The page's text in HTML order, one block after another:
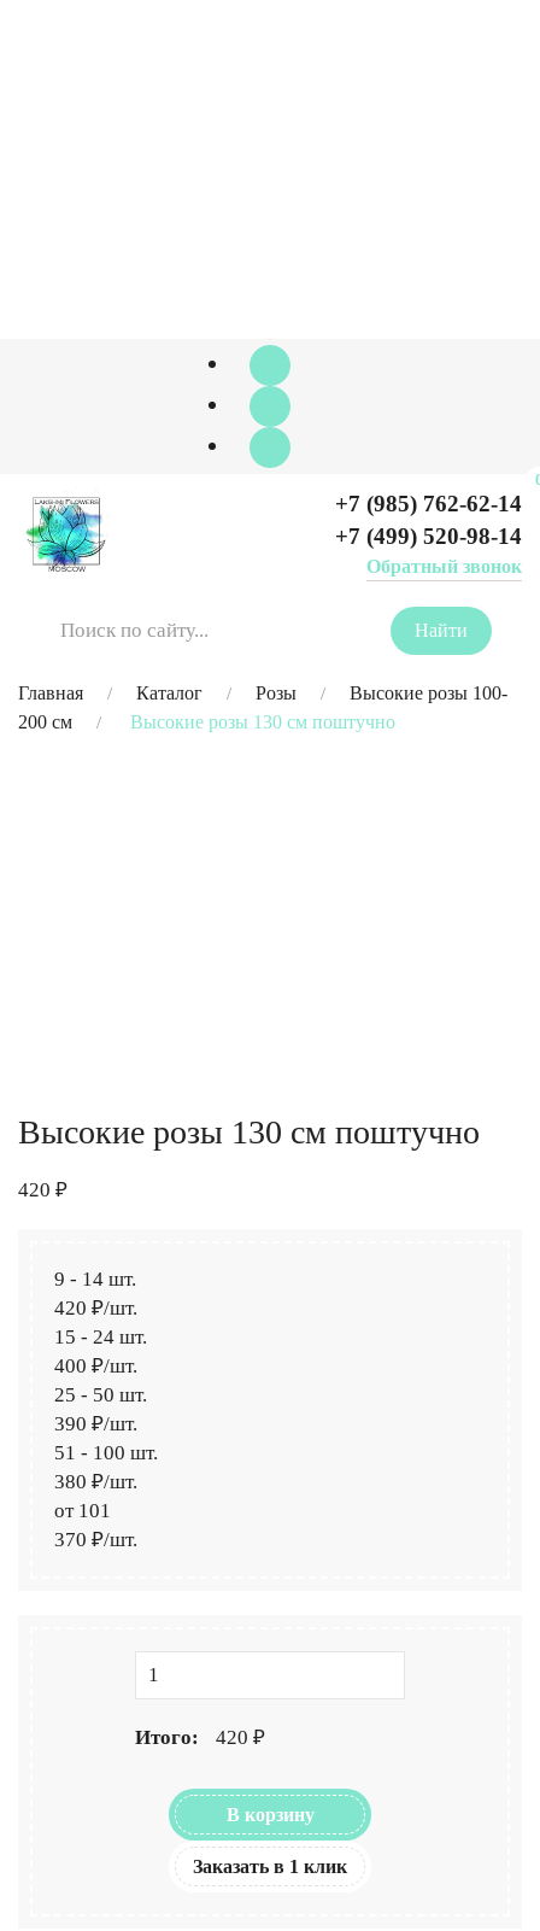
+7 (985) 762-62-14
+7 (499) 520-98-14
Обратный звонок
Главная Каталог Розы
Высокие розы 100-
200 см
Высокие розы 130 см поштучно
Высокие розы 130 см поштучно
420 ₽
9 - 14 шт.
420 ₽/шт.
15 - 24 шт.
400 ₽/шт.
25 - 50 шт.
390 ₽/шт.
51 - 100 шт.
380 ₽/шт.
от 101
370 ₽/шт.
Итого: 420 ₽
В корзину
Заказать в 1 клик